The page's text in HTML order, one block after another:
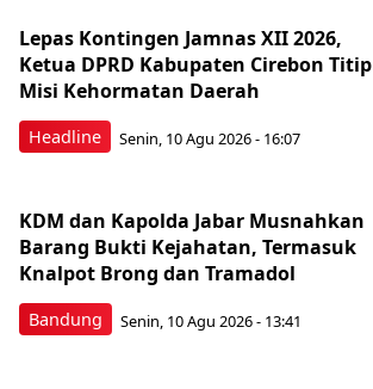
Headline
Lepas Kontingen Jamnas XII 2026,
Ketua DPRD Kabupaten Cirebon Titip
Misi Kehormatan Daerah
Senin, 10 Agu 2026 - 16:07
Bandung
KDM dan Kapolda Jabar Musnahkan
Barang Bukti Kejahatan, Termasuk
Knalpot Brong dan Tramadol
Senin, 10 Agu 2026 - 13:41